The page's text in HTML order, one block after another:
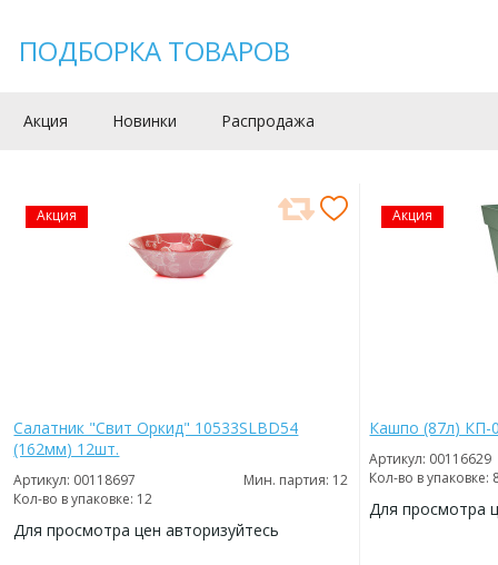
ПОДБОРКА ТОВАРОВ
Акция Новинки Распродажа
Акция
Салатник "Свит Оркид" 10533SLBD54
(162мм) 12шт.
Артикул: 00118697
Мин. партия: 12
Кол-во в упаковке: 12
Для просмотра цен авторизуйтесь
Акция
Кашпо (87л) КП-
Артикул: 00116629
Кол-во в упаковке:
Для просмотра